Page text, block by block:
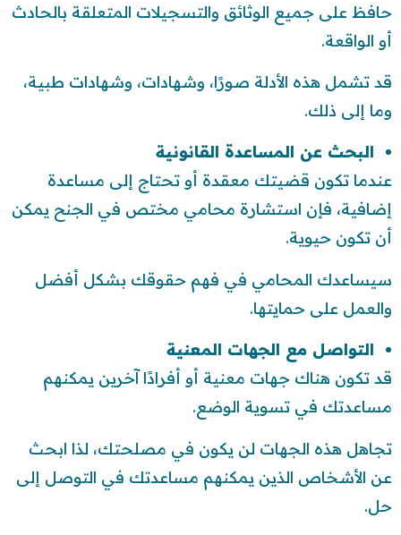
حافظ على جميع الوثائق والتسجيلات المتعلقة بالحادث
أو الواقعة.
قد تشمل هذه الأدلة صورًا، وشهادات، وشهادات طبية،
وما إلى ذلك.
البحث عن المساعدة القانونية
عندما تكون قضيتك معقدة أو تحتاج إلى مساعدة
إضافية، فإن استشارة محامي مختص في الجنح يمكن
أن تكون حيوية.
سيساعدك المحامي في فهم حقوقك بشكل أفضل
والعمل على حمايتها.
التواصل مع الجهات المعنية
قد تكون هناك جهات معنية أو أفرادًا آخرين يمكنهم
مساعدتك في تسوية الوضع.
تجاهل هذه الجهات لن يكون في مصلحتك، لذا ابحث
عن الأشخاص الذين يمكنهم مساعدتك في التوصل إلى
حل.